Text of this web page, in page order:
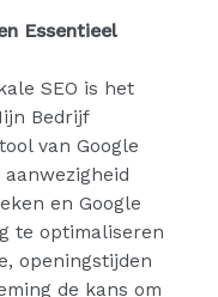
Essentieel
SEO is het
Bedrijf
van Google
en Google
te optimaliseren
openingstijden
de kans om